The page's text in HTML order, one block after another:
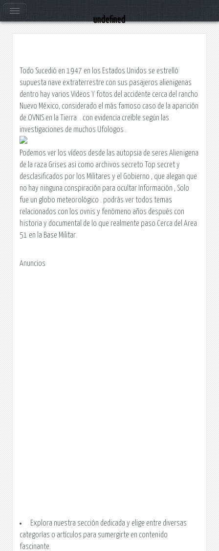
Incidente de Roswell
Todo Sucedió en 1947 en los Estados Unidos se estrelló
supuesta nave extraterrestre con sus pasajeros alienigenas
dentro hay varios Videos Y fotos del accidente cerca del rancho
Nuevo México, considerado el más famoso caso de la aparición
de OVNIS en la Tierra . con evidencia creíble según las
investigaciones de muchos Ufologos .
Podemos ver los vídeos desde las autopsia de seres Alienigena
de la raza Grises asi como archivos secreto
Top secrety
desclasificados por los Militares y el Gobierno , que alegan que
no hay ninguna conspiración para ocultar Información , Solo
fue un globo meteorológico . podrás ver todos temas
relacionados con los ovnis y fenómeno años después con
historia y documental de lo que realmente paso Cerca del Area
51 en la Base Militar.
Anuncios
Explora nuestra sección dedicada y elige entre diversas
categorías o artículos para sumergirte en contenido
fascinante.
undefined